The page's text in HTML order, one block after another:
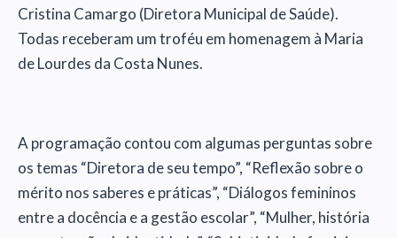
Cristina Camargo (Diretora Municipal de Saúde).
Todas receberam um troféu em homenagem à Maria
de Lourdes da Costa Nunes.
A programação contou com algumas perguntas sobre
os temas “Diretora de seu tempo”, “Reflexão sobre o
mérito nos saberes e práticas”, “Diálogos femininos
entre a docência e a gestão escolar”, “Mulher, história